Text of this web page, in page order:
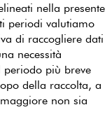
nella presente
periodi valutiamo
di raccogliere dati
necessità
periodo più breve
della raccolta, a
non sia